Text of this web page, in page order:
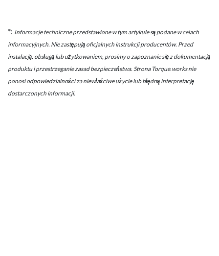
*: Informacje techniczne przedstawione w tym artykule są podane w celach
informacyjnych. Nie zastępują oficjalnych instrukcji producentów. Przed
instalacją, obsługą lub użytkowaniem, prosimy o zapoznanie się z dokumentacją
produktu i przestrzeganie zasad bezpieczeństwa. Strona Torque.works nie
ponosi odpowiedzialności za niewłaściwe użycie lub błędną interpretację
dostarczonych informacji.